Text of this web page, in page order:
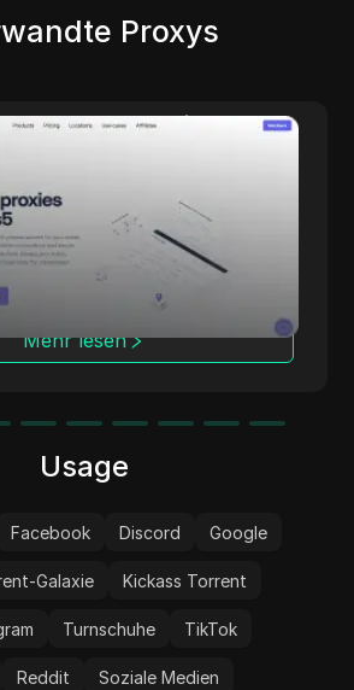
Proxys
Proxies
für alle, die Wert auf
Performance und fein
legen. Mit
und Residential-
Protokollen und
100 Ländern eignet sich
Aufgaben wie
während Ihre Identität
Mehr lesen
Usage
Facebook Discord Google
Galaxie Kickass Torrent
Turnschuhe TikTok
Reddit Soziale Medien